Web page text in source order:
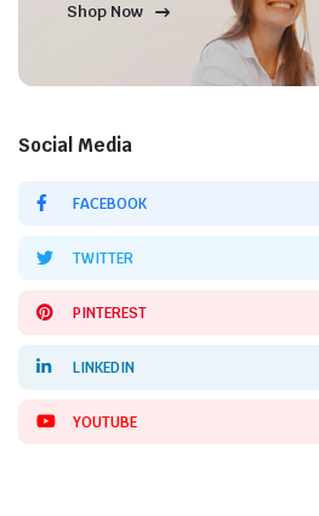
Shop Now
Social Media
FACEBOOK
TWITTER
PINTEREST
LINKEDIN
YOUTUBE